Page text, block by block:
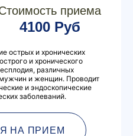
приема
4100 Руб
острых и хронических
и хронического
различных
и женщин. Проводит
и эндоскопические
заболеваний.
НА ПРИЕМ